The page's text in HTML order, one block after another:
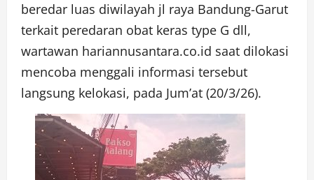
beredar luas diwilayah jl raya Bandung-Garut
terkait peredaran obat keras type G dll,
wartawan hariannusantara.co.id saat dilokasi
mencoba menggali informasi tersebut
langsung kelokasi, pada Jum’at (20/3/26).